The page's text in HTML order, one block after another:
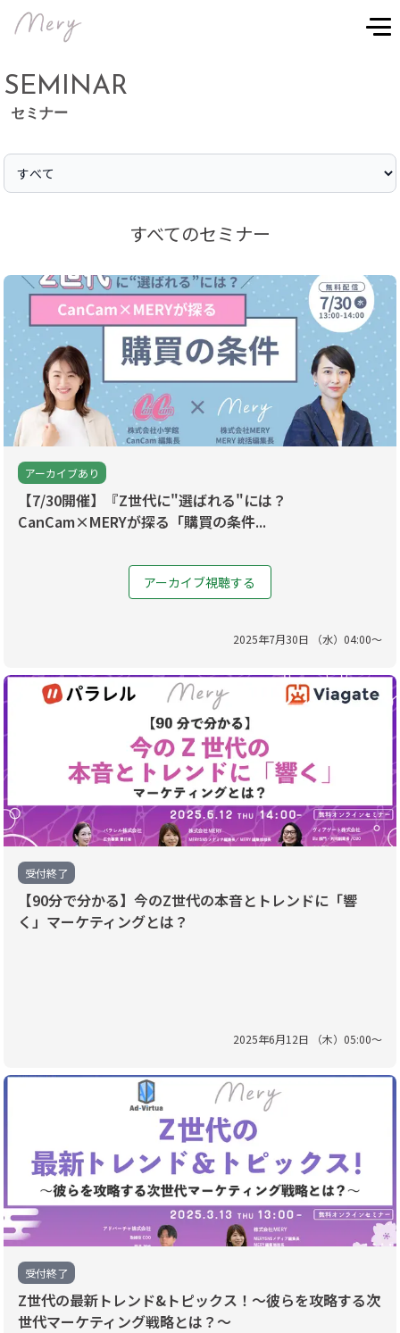
SEMINAR
セミナー
すべてのセミナー
アーカイブあり
【7/30開催】『Z世代に"選ばれる"には？
CanCam×MERYが探る「購買の条件...
アーカイブ視聴する
2025年7月30日 （水） 04:00〜
受付終了
【90分で分かる】今のZ世代の本音とトレンドに「響
く」マーケティングとは？
2025年6月12日 （木） 05:00〜
受付終了
Z世代の最新トレンド&トピックス！～彼らを攻略する次
世代マーケティング戦略とは？～